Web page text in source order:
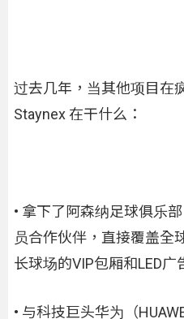
过去几年，当其他项目在
Staynex 在干什么：
• 拿下了阿森纳足球俱乐
员合作伙伴，直接覆盖全
长球场的VIP包厢和LED广
• 与科技巨头华为（